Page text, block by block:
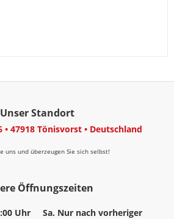
Unser Standort
• 47918 Tönisvorst• Deutschland
uns und überzeugen Sie sich selbst!
Öffnungszeiten
Uhr
Sa. Nur nach vorheriger